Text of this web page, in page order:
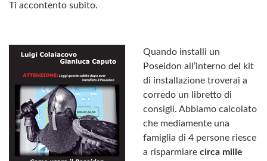
Ti accontento subito.
Quando installi un
Poseidon all’interno del kit
di installazione troverai a
corredo un libretto di
consigli. Abbiamo calcolato
che mediamente una
famiglia di 4 persone riesce
a risparmiare circa mille